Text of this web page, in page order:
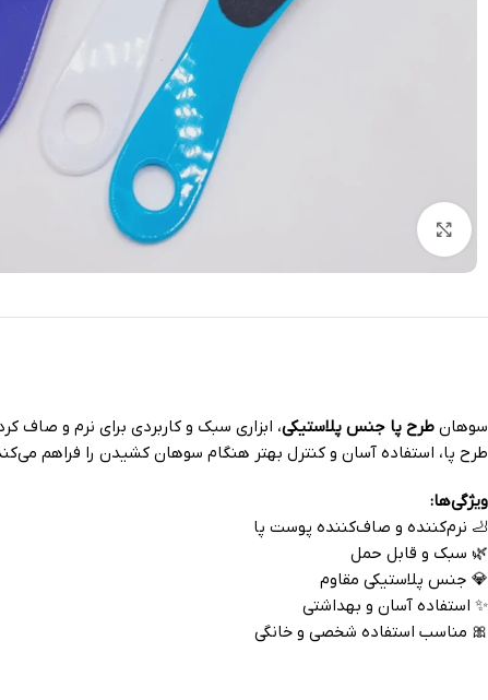
سوهان طرح پا جنس پلاستیکی، ابزاری سبک و کاربردی برای نرم و
طرح پا، استفاده آسان و کنترل بهتر هنگام سوهان کشیدن را فراهم
ویژگی‌ها:
🦶 نرم‌کننده و صاف‌کننده پوست پا
🌿 سبک و قابل حمل
💎 جنس پلاستیکی مقاوم
✨ استفاده آسان و بهداشتی
🎀 مناسب استفاده شخصی و خانگی